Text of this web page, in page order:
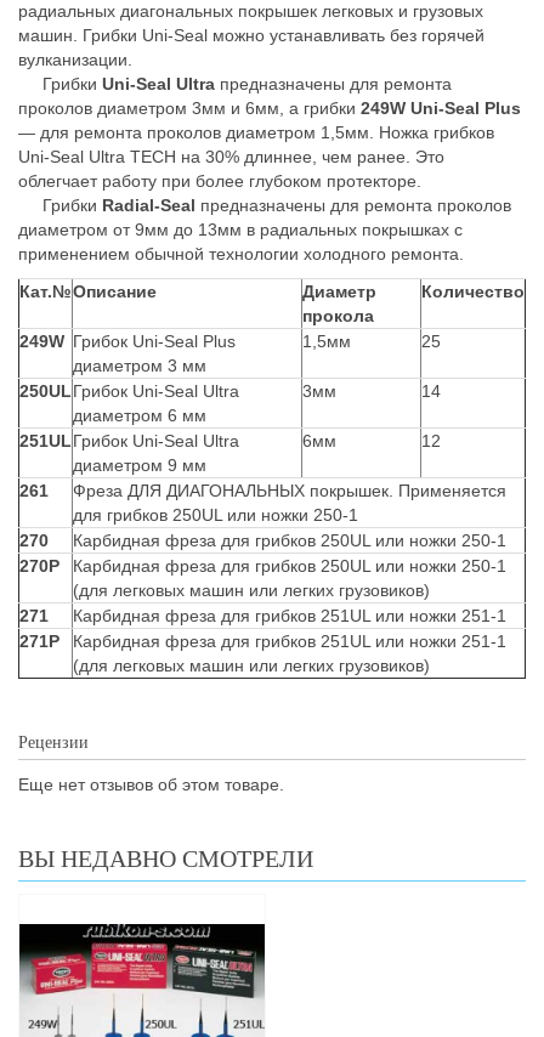
радиальных диагональных покрышек легковых и грузовых
машин. Грибки Uni-Seal можно устанавливать без горячей
вулканизации.
Грибки Uni-Seal Ultra предназначены для ремонта
проколов диаметром 3мм и 6мм, а грибки 249W Uni-Seal Plus
— для ремонта проколов диаметром 1,5мм. Ножка грибков
Uni-Seal Ultra ТЕСН на 30% длиннее, чем ранее. Это
облегчает работу при более глубоком протекторе.
Грибки Radial-Seal предназначены для ремонта проколов
диаметром от 9мм до 13мм в радиальных покрышках с
применением обычной технологии холодного ремонта.
Кат.№Описание
Диаметр
прокола
Количество
249W Грибок Uni-Seal Plus
диаметром 3 мм
1,5мм 25
250ULГрибок Uni-Seal Ultra
диаметром 6 мм
3мм 14
251ULГрибок Uni-Seal Ultra
диаметром 9 мм
6мм 12
261
Фреза ДЛЯ ДИАГОНАЛЬНЫХ покрышек. Применяется
для грибков 250UL или ножки 250-1
270
Карбидная фреза для грибков 250UL или ножки 250-1
270P
Карбидная фреза для грибков 250UL или ножки 250-1
(для легковых машин или легких грузовиков)
271
Карбидная фреза для грибков 251UL или ножки 251-1
271P
Карбидная фреза для грибков 251UL или ножки 251-1
(для легковых машин или легких грузовиков)
Рецензии
Еще нет отзывов об этом товаре.
ВЫ НЕДАВНО СМОТРЕЛИ